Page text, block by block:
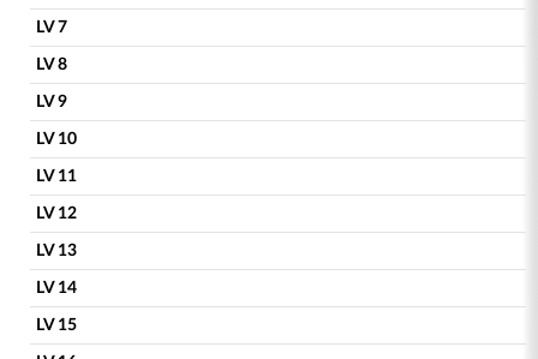
LV 7
LV 8
LV 9
LV 10
LV 11
LV 12
LV 13
LV 14
LV 15